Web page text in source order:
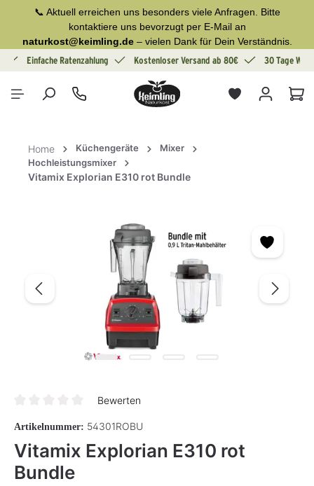
springen
📞 Aktuell erreichen uns besonders viele Anfragen. Bitte
kontaktiere uns bevorzugt per E-Mail an
naturkost@keimling.de– vielen Dank für Dein Verständnis.
Einfache Ratenzahlung Kostenloser Versand ab 80€ 30 Tage
Home Küchengeräte
Mixer
Hochleistungsmixer
Vitamix Explorian E310 rot Bundle
Bewerten
Artikelnummer: 54301ROBU
Vitamix Explorian E310 rot
Bundle